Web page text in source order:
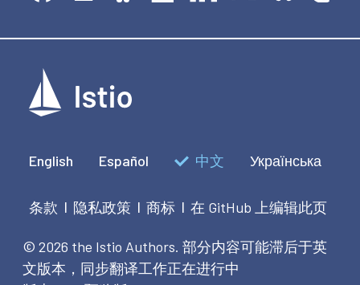
English Español 中文 Українська
条款 | 隐私政策 | 商标 | 在 GitHub 上编辑此页
© 2026 the Istio Authors. 部分内容可能滞后于英
文版本，同步翻译工作正在进行中